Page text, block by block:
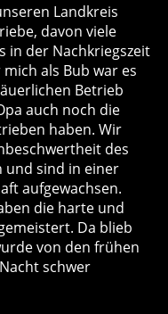
Landkreis
davon viele
in der Nachkriegszeit
als Bub war es
Betrieb
auch noch die
haben. Wir
des
und sind in einer
aufgewachsen.
die harte und
Da blieb
von den frühen
schwer